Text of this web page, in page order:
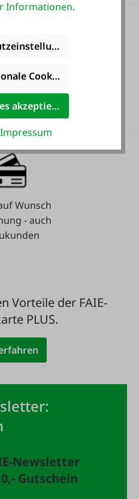
Garantie.
Wunsch
- auch
Vorteile der FAIE-
PLUS.
Newsletter
Gutschein
Informationen.
Cookies akzeptieren
akzeptieren